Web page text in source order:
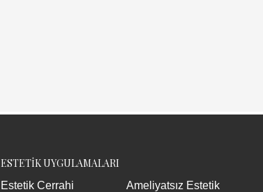
ESTETİK UYGULAMALARI
Estetik Cerrahi
Ameliyatsız Estetik